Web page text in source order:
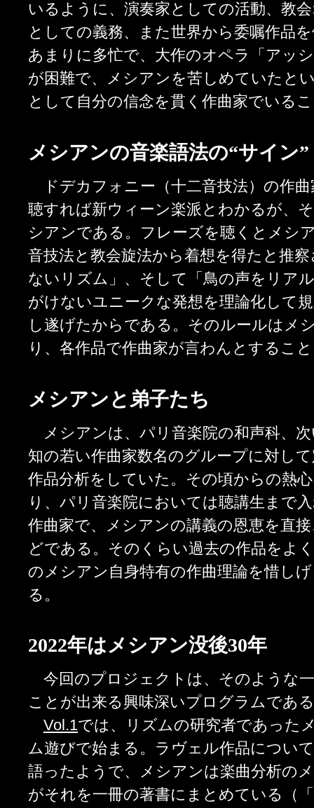
いるように、演奏家としての活動、教
としての義務、また世界から委嘱作品
あまりに多忙で、大作のオペラ「アッ
が困難で、メシアンを苦しめていたと
として自分の信念を貫く作曲家でいる
メシアンの音楽語法の“サイン”
ドデカフォニー（十二音技法）の作
聴すれば新ウィーン楽派とわかるが、
シアンである。フレーズを聴くとメシ
音技法と教会旋法から着想を得たと推
ないリズム」、そして「鳥の声をリア
がけないユニークな発想を理論化して
し遂げたからである。そのルールはメ
り、各作品で作曲家が言わんとするこ
メシアンと弟子たち
メシアンは、パリ音楽院の和声科、
知の若い作曲家数名のグループに対し
作品分析をしていた。その頃からの熱
り、パリ音楽院においては聴講生まで
作曲家で、メシアンの講義の恩恵を直
どである。そのくらい過去の作品をよ
のメシアン自身特有の作曲理論を惜し
る。
2022年はメシアン没後30年
今回のプロジェクトは、そのような
ことが出来る興味深いプログラムであ
Vol.1では、リズムの研究者であった
ム遊びで始まる。ラヴェル作品につい
語ったようで、メシアンは楽曲分析の
がそれを一冊の著書にまとめている（